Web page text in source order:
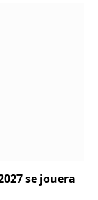
se jouera